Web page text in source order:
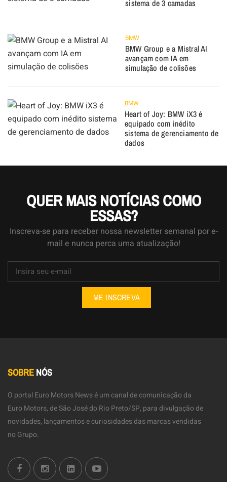
sistema de 3 camadas
BMW
BMW Group e a Mistral AI
avançam com IA em
simulação de colisões
BMW
Heart of Joy: BMW iX3 é
equipado com inédito
sistema de gerenciamento de
dados
QUER MAIS NOTÍCIAS COMO
ESSAS?
Inscreva-se para receber nossa newsletter semanal por e-
mail e nunca perca uma atualização!
ME INSCREVA
SOBRE NÓS
O portal Euro Motors News é um canal de comunicação da
Euro Motors, de São José do Rio Preto/SP, para divulgação de
novidades, lançamentos e curiosidades das marcas vendidas
no Grupo.